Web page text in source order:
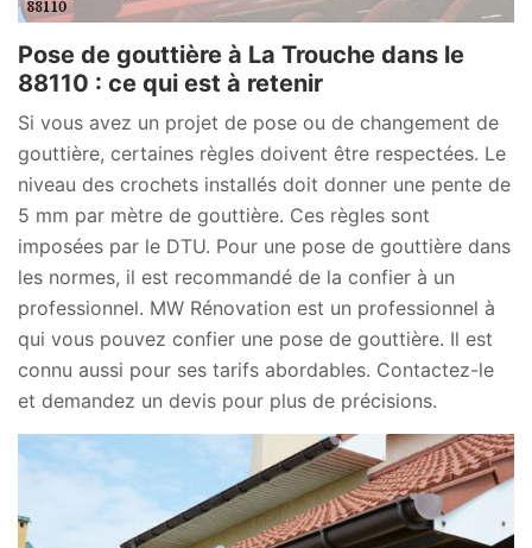
Pose de gouttière à La Trouche dans le
88110 : ce qui est à retenir
Si vous avez un projet de pose ou de changement de
gouttière, certaines règles doivent être respectées. Le
niveau des crochets installés doit donner une pente de
5 mm par mètre de gouttière. Ces règles sont
imposées par le DTU. Pour une pose de gouttière dans
les normes, il est recommandé de la confier à un
professionnel. MW Rénovation est un professionnel à
qui vous pouvez confier une pose de gouttière. Il est
connu aussi pour ses tarifs abordables. Contactez-le
et demandez un devis pour plus de précisions.